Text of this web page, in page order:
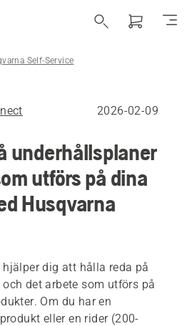
Self-Service
2026-02-09
underhållsplaner
utförs på dina
Husqvarna
dig att hålla reda på
det arbete som utförs på
Om du har en
eller en rider (200-